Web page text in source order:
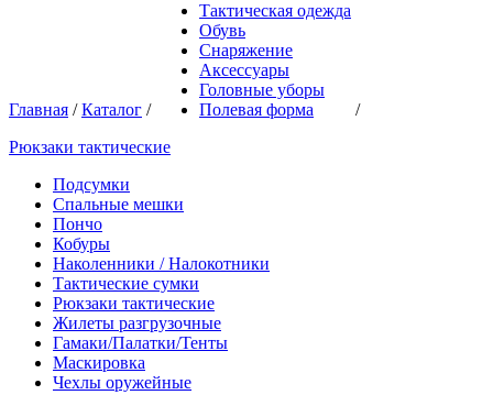
Главная /Каталог /
Тактическая одежда
Обувь
Снаряжение
Аксессуары
Головные уборы
Полевая форма
/
Рюкзаки тактические
Подсумки
Спальные мешки
Пончо
Кобуры
Наколенники / Налокотники
Тактические сумки
Рюкзаки тактические
Жилеты разгрузочные
Гамаки/Палатки/Тенты
Маскировка
Чехлы оружейные